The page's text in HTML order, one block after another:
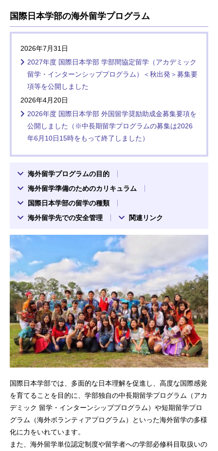
国際日本学部の海外留学プログラム
2026年7月31日
2027年度 国際日本学部 学部間協定留学（アカデミック
留学・インターンシッププログラム）＜秋出発＞募集要
項等を公開しました
2026年4月20日
2026年度 国際日本学部 外国留学奨励助成金募集要項を
公開しました（※中長期留学プログラムの募集は2026
年6月10日15時をもって終了しました）
海外留学プログラムの目的
海外留学準備のためのカリキュラム
国際日本学部の留学の種類
海外留学先での安全管理
関連リンク
国際日本学部では、多面的な日本理解を促進し、高度な国際感覚
を育てることを目的に、学部独自の中長期留学プログラム（アカ
デミック 留学・インターンシッププログラム）や短期留学プロ
グラム（海外ボランティアプログラム）といった海外留学の多様
化に力をいれています。
また、海外留学単位認定制度や留学者への学部必修科目取扱いの